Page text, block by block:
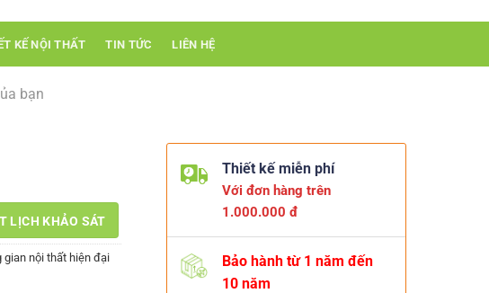
KẾ NỘI THẤT TIN TỨC LIÊN HỆ
bạn
LỊCH KHẢO SÁT
gian nội thất hiện đại
Thiết kế miễn phí
Với đơn hàng trên
1.000.000 đ
Bảo hành từ 1 năm đến
10 năm